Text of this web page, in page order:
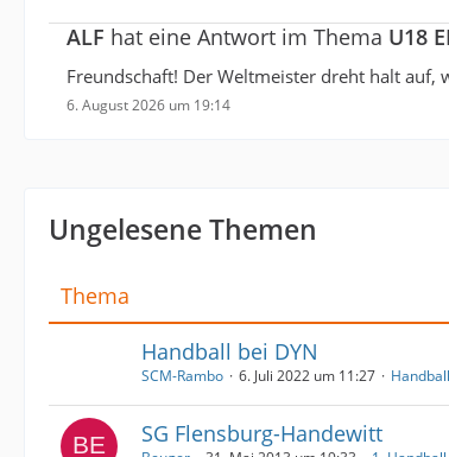
ALF hat eine Antwort im Thema U18
Freundschaft! Der Weltmeister dreht halt auf,
6. August 2026 um 19:14
Ungelesene Themen
Thema
Handball bei DYN
SCM-Rambo 6. Juli 2022 um 11:27
SG Flensburg-Handewitt